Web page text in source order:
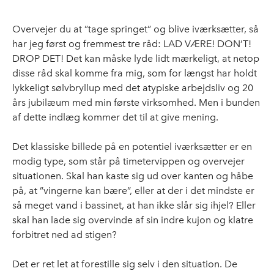
Overvejer du at ”tage springet” og blive iværksætter, så
har jeg først og fremmest tre råd: LAD VÆRE! DON’T!
DROP DET! Det kan måske lyde lidt mærkeligt, at netop
disse råd skal komme fra mig, som for længst har holdt
lykkeligt sølvbryllup med det atypiske arbejdsliv og 20
års jubilæum med min første virksomhed. Men i bunden
af dette indlæg kommer det til at give mening.
Det klassiske billede på en potentiel iværksætter er en
modig type, som står på timetervippen og overvejer
situationen. Skal han kaste sig ud over kanten og håbe
på, at ”vingerne kan bære”, eller at der i det mindste er
så meget vand i bassinet, at han ikke slår sig ihjel? Eller
skal han lade sig overvinde af sin indre kujon og klatre
forbitret ned ad stigen?
Det er ret let at forestille sig selv i den situation. De